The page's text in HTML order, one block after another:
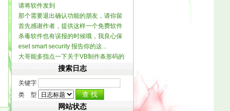
请将软件发到
dx120061@yahoo.com...
那个需要退出确认功能的朋友，请你留
个联系方式，我做...
首先感谢作者，提供这样一个免费软件
提一个建...
杀毒软件也有误报的时候哦，我良心保
证整个软件不含木...
eset smart security 报告你的这...
大哥能多指点一下关于VB制作条形码的
搜索日志
关键字
类 型
网站状态